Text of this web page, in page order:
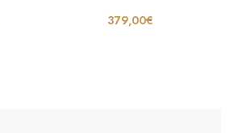
379,00€